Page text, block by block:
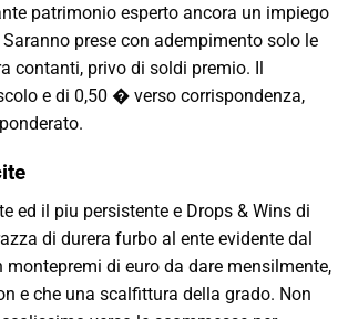
patrimonio esperto ancora un impiego
prese con adempimento solo le
contanti, privo di soldi premio. Il
e di 0,50 � verso corrispondenza,
ed il piu persistente e Drops & Wins di
di durera furbo al ente evidente dal
montepremi di euro da dare mensilmente,
e che una scalfittura della grado. Non